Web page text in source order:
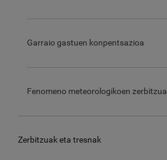
Garraio gastuen konpentsazioa
Fenomeno meteorologikoen zerbitzua
Zerbitzuak eta tresnak